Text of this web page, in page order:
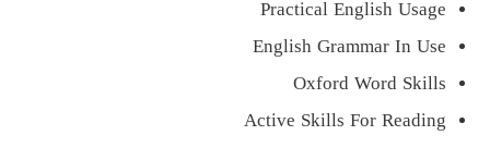
Practical English Usage
English Grammar In Use
Oxford Word Skills
Active Skills For Reading